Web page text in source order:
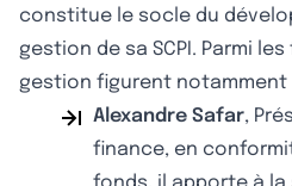
constitue le socle du
gestion de sa SCPI. Parmi
gestion figurent notamment
Alexandre Safar,
finance, en